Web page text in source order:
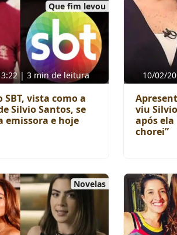
Que fim levou
| 3 min de leitura
SBT, vista como a
Silvio Santos, se
emissora e hoje
10/02/
viu
após ela
chorei”
Novelas